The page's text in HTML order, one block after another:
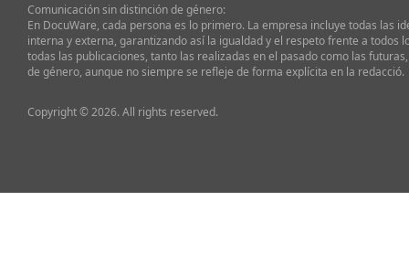
Comunicación sin distinción de género:
En DocuWare, cada persona es lo primero. La empresa incluye todas las
interna y externa, garantizando así la igualdad y el respeto frente a todos
todas las publicaciones, tanto las realizadas en el pasado como las
de género, aunque no siempre se refleje de forma explícita en la redacció.
Copyright © 2026. All rights reserved.